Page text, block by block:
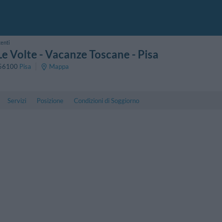
Volte - Vacanze Toscane - Pisa
Pisa Mappa
Servizi Posizione Condizioni di Soggiorno